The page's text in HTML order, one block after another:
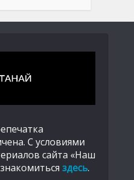
С условиями
сайта «Наш
здесь.